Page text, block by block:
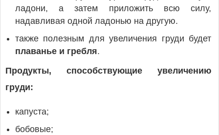
ладони, а затем приложить всю силу,
надавливая одной ладонью на другую.
также полезным для увеличения груди будет
плаванье и гребля.
Продукты, способствующие увеличению
груди:
капуста;
бобовые;